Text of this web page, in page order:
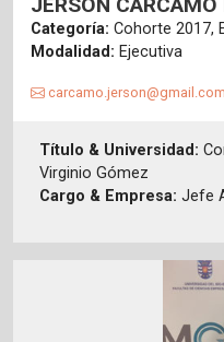
JERSON CÁRCAMO
Categoría: Cohorte 2017,
Modalidad: Ejecutiva
carcamo.jerson@gmail.com
Título & Universidad:
Virginio Gómez
Cargo & Empresa: Jefe